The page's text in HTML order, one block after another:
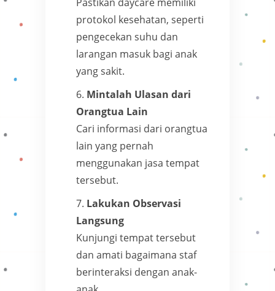
protokol kesehatan, seperti
pengecekan suhu dan
larangan masuk bagi anak
yang sakit.
Mintalah Ulasan dari
Orangtua Lain
Cari informasi dari orangtua
lain yang pernah
menggunakan jasa tempat
tersebut.
Lakukan Observasi
Langsung
Kunjungi tempat tersebut
dan amati bagaimana staf
berinteraksi dengan anak-